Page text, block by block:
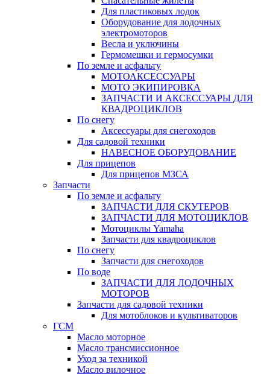
Для пластиковых лодок
Оборудование для лодочных
электромоторов
Весла и уключины
Гермомешки и гермосумки
По земле и асфальту
МОТОАКСЕССУАРЫ
МОТО ЭКИПИРОВКА
ЗАПЧАСТИ И АКСЕССУАРЫ ДЛЯ
КВАДРОЦИКЛОВ
По снегу
Аксессуары для снегоходов
Для садовой техники
НАВЕСНОЕ ОБОРУДОВАНИЕ
Для прицепов
Для прицепов МЗСА
Запчасти
По земле и асфальту
ЗАПЧАСТИ ДЛЯ СКУТЕРОВ
ЗАПЧАСТИ ДЛЯ МОТОЦИКЛОВ
Мотоциклы Yamaha
Запчасти для квадроциклов
По снегу
Запчасти для снегоходов
По воде
ЗАПЧАСТИ ДЛЯ ЛОДОЧНЫХ
МОТОРОВ
Запчасти для садовой техники
Для мотоблоков и культиваторов
ГСМ
Масло моторное
Масло трансмиссионное
Уход за техникой
Масло вилочное